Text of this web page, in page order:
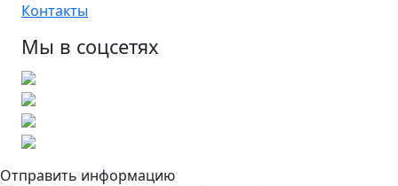
Контакты
Мы в соцсетях
Отправить информацию